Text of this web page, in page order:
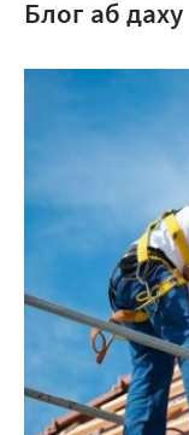
Блог аб даху